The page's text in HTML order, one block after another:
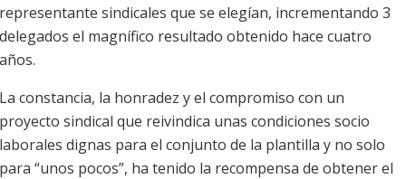
representante sindicales que se elegían, incrementando 3
delegados el magnífico resultado obtenido hace cuatro
años.
La constancia, la honradez y el compromiso con un
proyecto sindical que reivindica unas condiciones socio
laborales dignas para el conjunto de la plantilla y no solo
para “unos pocos”, ha tenido la recompensa de obtener el